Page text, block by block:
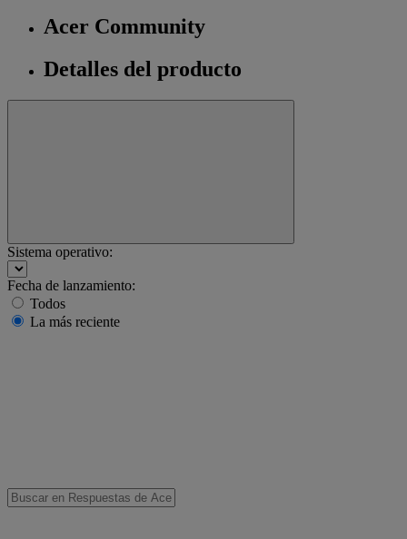
Acer Community
Detalles del producto
Sistema operativo:
Fecha de lanzamiento:
Todos
La más reciente